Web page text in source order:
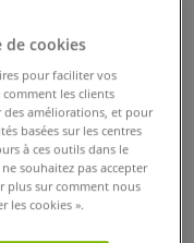
de cookies
pour faciliter vos
les clients
améliorations, et pour
basées sur les centres
à ces outils dans le
souhaitez pas accepter
plus sur comment nous
les cookies ».